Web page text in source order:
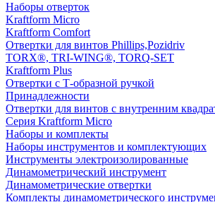
Наборы отверток
Kraftform Micro
Kraftform Comfort
Отвертки для винтов Phillips,Pozidriv
TORX®, TRI-WING®, TORQ-SET
Kraftform Plus
Отвертки с Т-образной ручкой
Принадлежности
Отвертки для винтов с внутренним
Серия Kraftform Micro
Наборы и комплекты
Наборы инструментов и комплектующих
Инструменты электроизолированные
Динамометрический инструмент
Динамометрические отвертки
Комплекты динамометрического